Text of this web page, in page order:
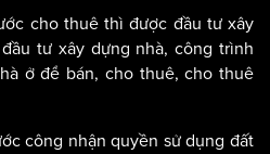
cho thuê thì được đầu tư xây
tư xây dựng nhà, công trình
ở để bán, cho thuê, cho thuê
công nhận quyền sử dụng đất